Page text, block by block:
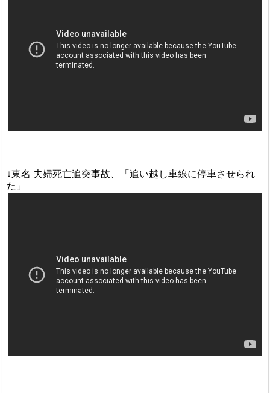
↓東名 夫婦死亡追突事故、「追い越し車線に停車させられ
た」